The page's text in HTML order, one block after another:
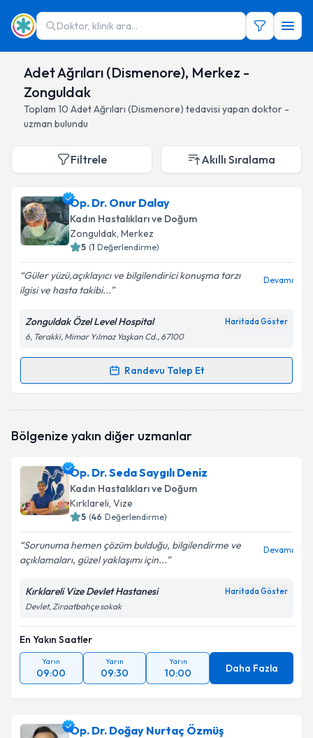
Doktor, klinik ara...
Adet Ağrıları (Dismenore), Merkez -
Zonguldak
Toplam 10 Adet Ağrıları (Dismenore) tedavisi yapan doktor -
uzman bulundu
Filtrele Akıllı Sıralama
Op. Dr. Onur Dalay
Kadın Hastalıkları ve Doğum
Zonguldak, Merkez
5 (1 Değerlendirme)
Güler yüzü,açıklayıcı ve bilgilendirici konuşma tarzı
ilgisi ve hasta takibi...
Devamı
Zonguldak Özel Level Hospital Haritada Göster
6, Terakki, Mimar Yılmaz Yaşkan Cd., 67100
Randevu Talep Et
Randevu Takvimi Talebi
oluşturun. Size bu uzmandan randevu almanız için bir
E-posta Adresiniz
Kişisel verilerimin işlenmesine ilişkinAydınlatma
Metni'ni okudum ve kişisel verilerimin belirtilen
Bölgenize yakın diğer uzmanlar
Op. Dr. Seda Saygılı Deniz
Kadın Hastalıkları ve Doğum
Kırklareli, Vize
5 (46 Değerlendirme)
Sorunuma hemen çözüm bulduğu, bilgilendirme ve
açıklamaları, güzel yaklaşımı için...
Devamı
Kırklareli Vize Devlet Hastanesi Haritada Göster
Devlet, Ziraatbahçe sokak
En Yakın Saatler
Yarın
09:00
Yarın
09:30
Yarın
10:00 Daha Fazla
Op. Dr. Doğay Nurtaç Özmüş